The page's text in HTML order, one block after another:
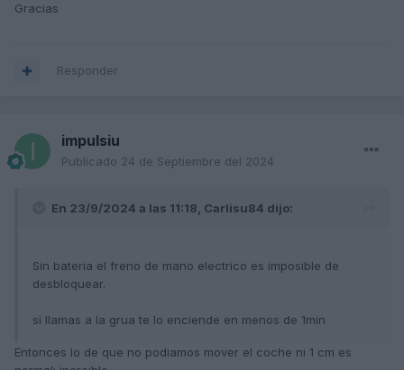
Gracias
Responder
impulsiu
Publicado 24 de Septiembre del 2024
En 23/9/2024 a las 11:18, Carlisu84 dijo:
Sin bateria el freno de mano electrico es imposible de
desbloquear.
si llamas a la grua te lo enciende en menos de 1min
Entonces lo de que no podiamos mover el coche ni 1 cm es